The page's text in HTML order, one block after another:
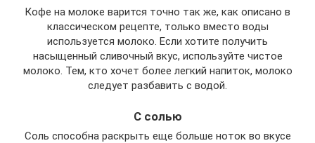
Кофе на молоке варится точно так же, как описано в
классическом рецепте, только вместо воды
используется молоко. Если хотите получить
насыщенный сливочный вкус, используйте чистое
молоко. Тем, кто хочет более легкий напиток, молоко
следует разбавить с водой.
С солью
Соль способна раскрыть еще больше ноток во вкусе